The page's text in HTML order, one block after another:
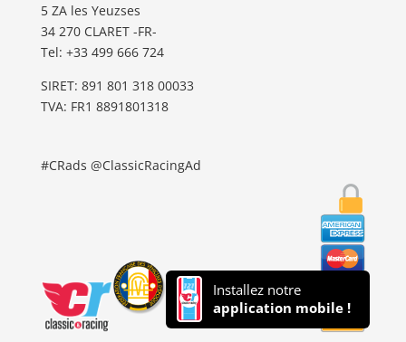
5 ZA les Yeuzses
34 270 CLARET -FR-
Tel: ‭+33 499 666 724‬
SIRET: 891 801 318 00033
TVA: FR1 8891801318
#CRads @ClassicRacingAd
Installez notre
application mobile !